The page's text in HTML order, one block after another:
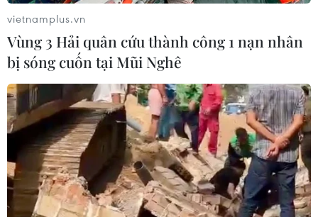
vietnamplus.vn
Vùng 3 Hải quân cứu thành công 1 nạn nhân
bị sóng cuốn tại Mũi Nghê